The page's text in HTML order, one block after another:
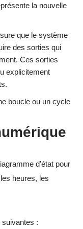
la nouvelle
que le système
des sorties qui
Ces sorties
explicitement
boucle ou un cycle
d’état pour
heures, les
suivantes :